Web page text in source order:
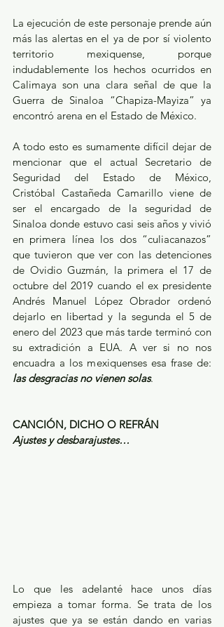
La ejecución de este personaje prende aún
más las alertas en el ya de por sí violento
territorio mexiquense, porque
indudablemente los hechos ocurridos en
Calimaya son una clara señal de que la
Guerra de Sinaloa “Chapiza-Mayiza” ya
encontró arena en el Estado de México.
A todo esto es sumamente difícil dejar de
mencionar que el actual Secretario de
Seguridad del Estado de México,
Cristóbal Castañeda Camarillo viene de
ser el encargado de la seguridad de
Sinaloa donde estuvo casi seis años y vivió
en primera línea los dos “culiacanazos”
que tuvieron que ver con las detenciones
de Ovidio Guzmán, la primera el 17 de
octubre del 2019 cuando el ex presidente
Andrés Manuel López Obrador ordenó
dejarlo en libertad y la segunda el 5 de
enero del 2023 que más tarde terminó con
su extradición a EUA. A ver si no nos
las desgracias no vienen solas.
CANCIÓN, DICHO O REFRÁN
Ajustes y desbarajustes…
Lo que les adelanté hace unos días
empieza a tomar forma. Se trata de los
ajustes que ya se están dando en varias